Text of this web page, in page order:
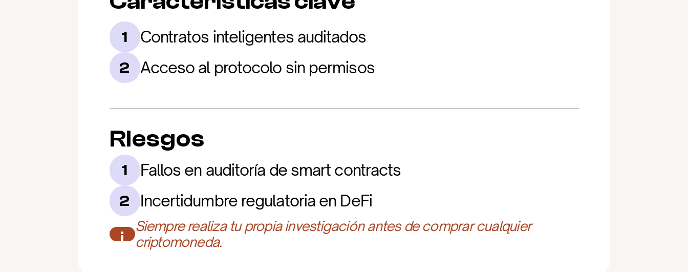
1 Contratos inteligentes auditados
2 Acceso al protocolo sin permisos
Riesgos
1 Fallos en auditoría de smart contracts
2 Incertidumbre regulatoria en DeFi
¡
Siempre realiza tu propia investigación antes de comprar cualquier
criptomoneda.